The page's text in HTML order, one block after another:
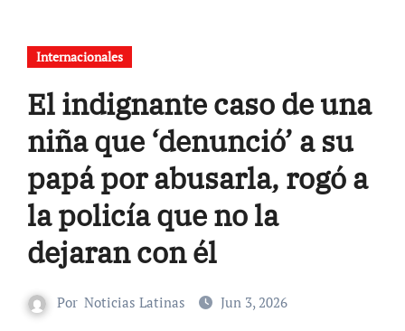
Internacionales
El indignante caso de una
niña que ‘denunció’ a su
papá por abusarla, rogó a
la policía que no la
dejaran con él
Por Noticias Latinas Jun 3, 2026